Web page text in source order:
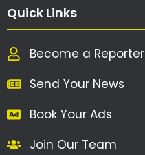
Quick Links
Become a Reporter
Send Your News
Book Your Ads
Join Our Team